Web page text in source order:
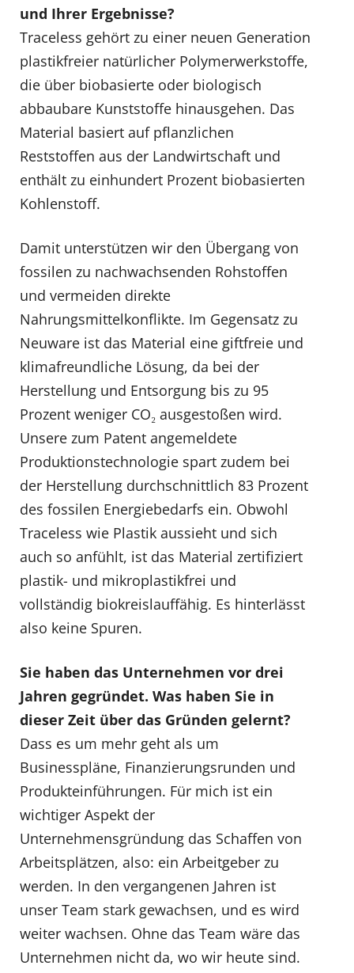
und Ihrer Ergebnisse?
Traceless gehört zu einer neuen Generation
plastikfreier natürlicher Polymerwerkstoffe,
die über biobasierte oder biologisch
abbaubare Kunststoffe hinausgehen. Das
Material basiert auf pflanzlichen
Reststoffen aus der Landwirtschaft und
enthält zu einhundert Prozent biobasierten
Kohlenstoff.
Damit unterstützen wir den Übergang von
fossilen zu nachwachsenden Rohstoffen
und vermeiden direkte
Nahrungsmittelkonflikte. Im Gegensatz zu
Neuware ist das Material eine giftfreie und
klimafreundliche Lösung, da bei der
Herstellung und Entsorgung bis zu 95
Prozent weniger CO₂ ausgestoßen wird.
Unsere zum Patent angemeldete
Produktionstechnologie spart zudem bei
der Herstellung durchschnittlich 83 Prozent
des fossilen Energiebedarfs ein. Obwohl
Traceless wie Plastik aussieht und sich
auch so anfühlt, ist das Material zertifiziert
plastik- und mikroplastikfrei und
vollständig biokreislauffähig. Es hinterlässt
also keine Spuren.
Sie haben das Unternehmen vor drei
Jahren gegründet. Was haben Sie in
dieser Zeit über das Gründen gelernt?
Dass es um mehr geht als um
Businesspläne, Finanzierungsrunden und
Produkteinführungen. Für mich ist ein
wichtiger Aspekt der
Unternehmensgründung das Schaffen von
Arbeitsplätzen, also: ein Arbeitgeber zu
werden. In den vergangenen Jahren ist
unser Team stark gewachsen, und es wird
weiter wachsen. Ohne das Team wäre das
Unternehmen nicht da, wo wir heute sind.